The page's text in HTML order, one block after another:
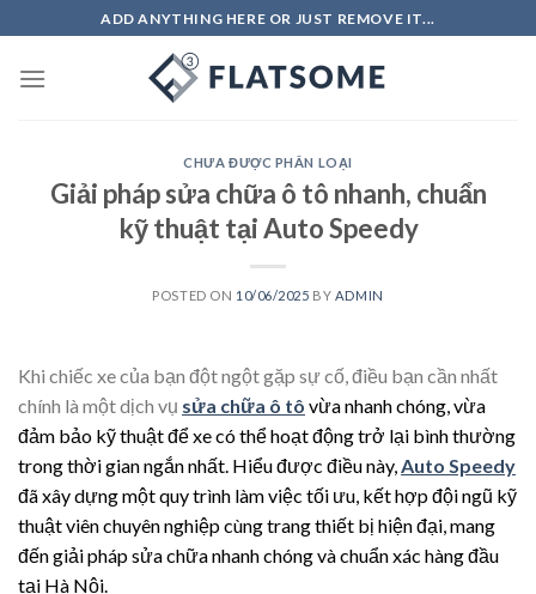
to
content
ADD ANYTHING HERE OR JUST REMOVE IT...
CHƯA ĐƯỢC PHÂN LOẠI
Giải pháp sửa chữa ô tô nhanh, chuẩn
kỹ thuật tại Auto Speedy
POSTED ON 10/06/2025 BY ADMIN
Khi chiếc xe của bạn đột ngột gặp sự cố, điều bạn cần nhất
chính là một dịch vụ sửa chữa ô tô vừa nhanh chóng, vừa
đảm bảo kỹ thuật để xe có thể hoạt động trở lại bình thường
trong thời gian ngắn nhất. Hiểu được điều này, Auto Speedy
đã xây dựng một quy trình làm việc tối ưu, kết hợp đội ngũ kỹ
thuật viên chuyên nghiệp cùng trang thiết bị hiện đại, mang
đến giải pháp sửa chữa nhanh chóng và chuẩn xác hàng đầu
tại Hà Nội.